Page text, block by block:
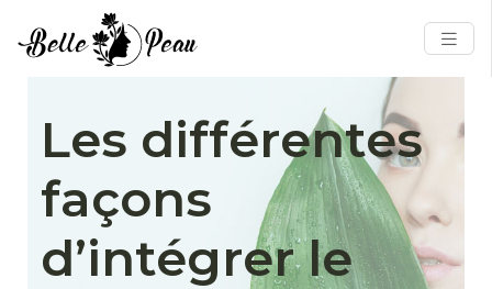
Les différentes
façons
d’intégrer le